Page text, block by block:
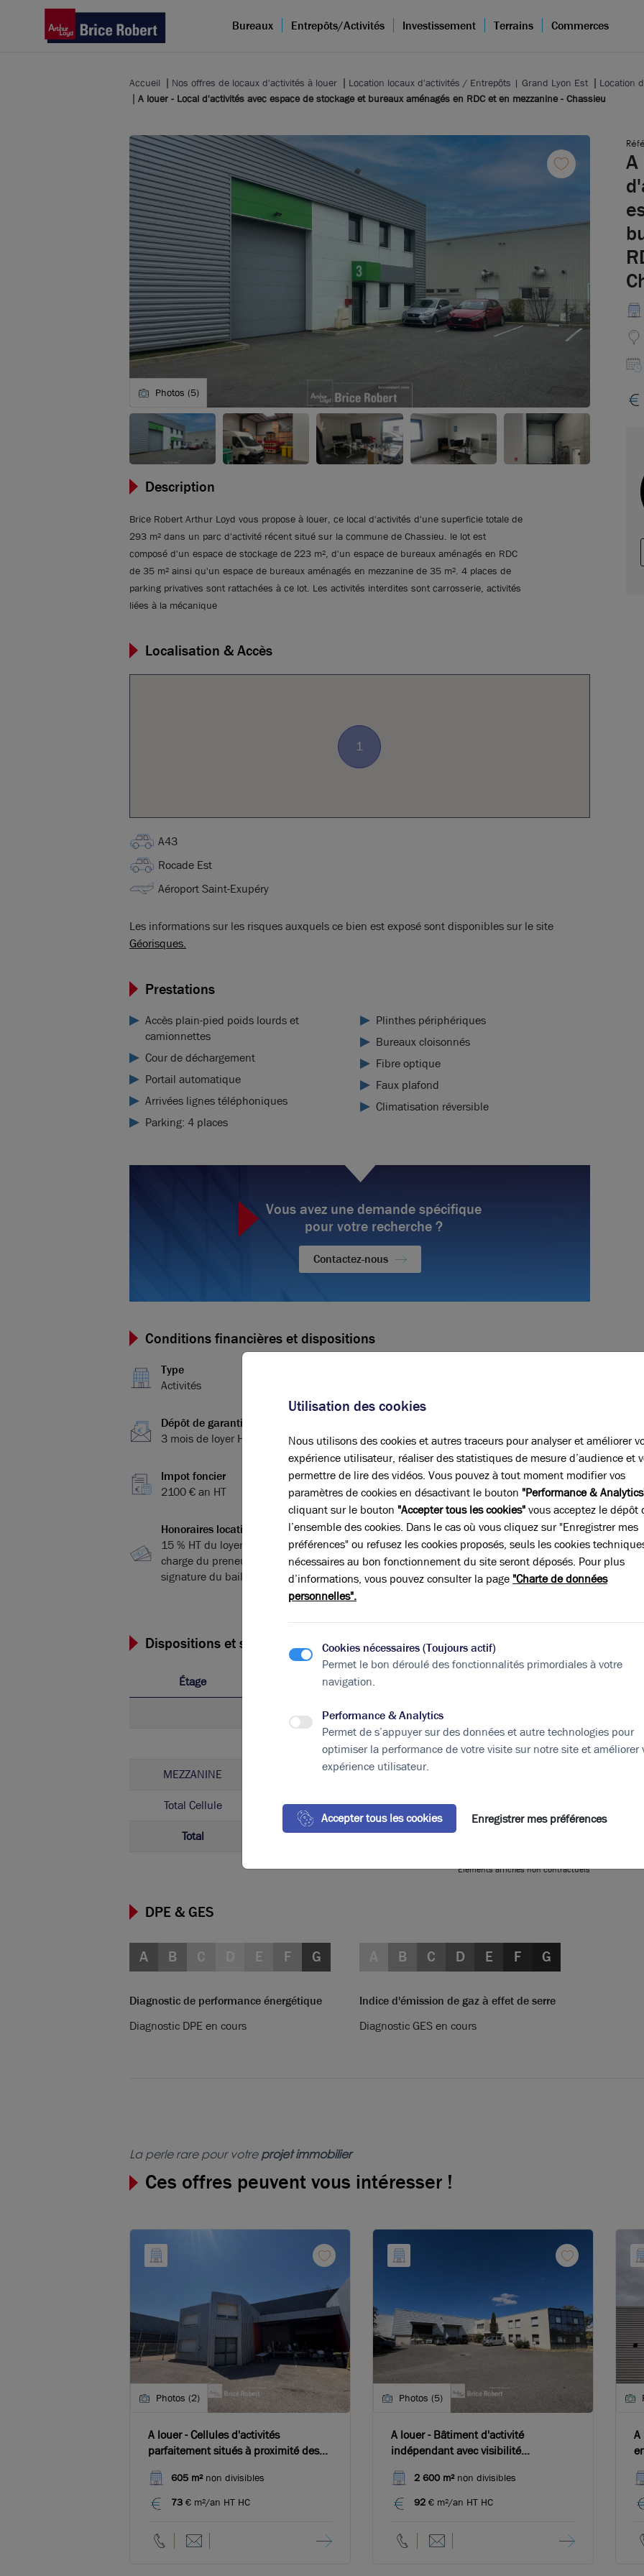
Bureaux Entrepôts/Activités Investissement Terrains Commerces
Accueil Nos offres de locaux d'activités à louer Location locaux d'activités / Entrepôts | Grand Lyon Est
Location
A louer - Local d'activités avec espace de stockage et bureaux aménagés en RDC et en mezzanine - Chassieu
A
Photos (5)
Description
Brice Robert Arthur Loyd vous propose à louer, ce local d'activités d'une superficie totale de
293 m² dans un parc d'activité récent situé sur la commune de Chassieu. le lot est
composé d'un espace de stockage de 223 m², d'un espace de bureaux aménagés en RDC
de 35 m² ainsi qu'un espace de bureaux aménagés en mezzanine de 35 m². 4 places de
parking privatives sont rattachées à ce lot. Les activités interdites sont carrosserie, activités
liées à la mécanique
Localisation & Accès
1
A43
Rocade Est
Aéroport Saint-Exupéry
Les informations sur les risques auxquels ce bien est exposé sont disponibles sur le site
Géorisques.
Prestations
Accès plain-pied poids lourds et
camionnettes
Cour de déchargement
Portail automatique
Arrivées lignes téléphoniques
Parking: 4 places
Plinthes périphériques
Bureaux cloisonnés
Fibre optique
Faux plafond
Climatisation réversible
Vous avez une demande spécifique
pour votre recherche ?
Contactez-nous
Conditions financières et dispositions
Type
Activités
Dépôt de garantie
3 mois de loyer HT/HC
ILAT
Impot foncier
2100 € an HT
Bail
3-6-9 ans
Honoraires location
15 % HT du loyer annuel HT à la
charge du preneur, payables à la
signature du bail
Dispositions et surfaces
Étage Type
Activités B
Bureaux B 35
MEZZANINE Bureaux
Total Cellule Activités B
Total
Eléments affichés non contractuels
DPE & GES
A B C E F G
Diagnostic de performance énergétique
Diagnostic DPE en cours
B C D E F G
Indice d'émission de gaz à effet de serre
Diagnostic GES en cours
La perle rare pour votreprojet immobilier
Ces offres peuvent vous intéresser !
Photos (2)
A louer - Cellules d'activités
parfaitement situés à proximité des
axes principaux - Chassieu
605 m²non divisibles
73 € m²/an HT HC
Photos (5)
A louer - Bâtiment d'activité
indépendant avec visibilité
exceptionnelle - Chassieu
2 600 m²non divisibles
92 € m²/an HT HC
A
Utilisation des cookies
Nous utilisons des cookies et autres traceurs pour analyser et améliorer
expérience utilisateur, réaliser des statistiques de mesure d’audience et
permettre de lire des vidéos. Vous pouvez à tout moment modifier vos
paramètres de cookies en désactivant le bouton "Performance &
cliquant sur le bouton "Accepter tous les cookies"vous acceptez le dépôt
l’ensemble des cookies. Dans le cas où vous cliquez sur "Enregistrer mes
préférences" ou refusez les cookies proposés, seuls les cookies
nécessaires au bon fonctionnement du site seront déposés. Pour plus
d’informations, vous pouvez consulter la page"Charte de données
personnelles".
Cookies nécessaires (Toujours actif)
Permet le bon déroulé des fonctionnalités primordiales à votre
navigation.
Performance & Analytics
Permet de s’appuyer sur des données et autre technologies pour
optimiser la performance de votre visite sur notre site et améliorer
expérience utilisateur.
Accepter tous les cookies Enregistrer mes préférences